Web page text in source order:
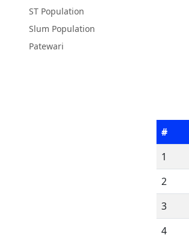
ST Population
Slum Population
Patewari
#
1
2
3
4